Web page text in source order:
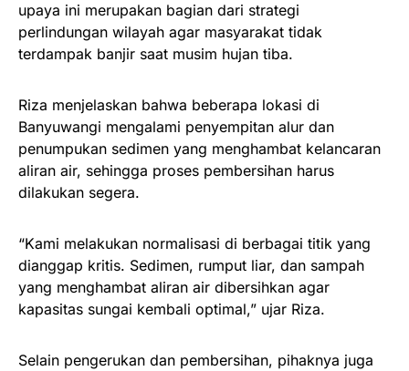
upaya ini merupakan bagian dari strategi
perlindungan wilayah agar masyarakat tidak
terdampak banjir saat musim hujan tiba.
Riza menjelaskan bahwa beberapa lokasi di
Banyuwangi mengalami penyempitan alur dan
penumpukan sedimen yang menghambat kelancaran
aliran air, sehingga proses pembersihan harus
dilakukan segera.
“Kami melakukan normalisasi di berbagai titik yang
dianggap kritis. Sedimen, rumput liar, dan sampah
yang menghambat aliran air dibersihkan agar
kapasitas sungai kembali optimal,” ujar Riza.
Selain pengerukan dan pembersihan, pihaknya juga